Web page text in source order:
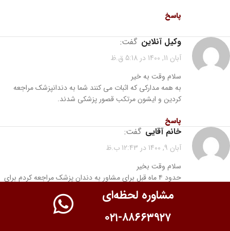
پاسخ
وکیل آنلاین گفت:
آبان 11, 1400 در 5:18 ق.ظ
سلام وقت به خیر
به همه مدارکی که اثبات می کنند شما به دندانپزشک مراجعه
کردین و ایشون مرتکب قصور پزشکی شدند.
پاسخ
خانم آقایی گفت:
آبان 9, 1400 در 12:43 ب.ظ
سلام وقت بخیر
حدود ۴ ماه قبل برای مشاور به دندان پزشک مراجعه کردم برای
گرفتن مشاوره ایمپلنت دکتر بعد از دیدن عکس اسرار کرد اول
دندان عقل نهفته من را بکشد و به تمایل به کشیدن نداشتم ولی
بلاخره دندان کشیده شد بعد از آن ۴ ماه است عصب لب من
قطع شده دکتر بر ای اطمینان من را ارجاع به دو دکتر جراح فک
مشاوره لحظه‌ای
۰۲۱-۸۸۶۶۳۹۲۷